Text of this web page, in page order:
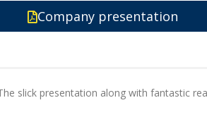
Company presentation
slick presentation along with fantastic